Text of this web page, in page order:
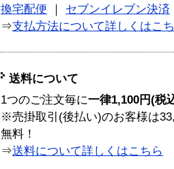
換宅配便
セブンイレブン決済
⇒支払方法について詳しくはこ
送料について
1つのご注文毎に一律1,100円(税
※売掛取引(後払い)のお客様は
無料！
⇒送料について詳しくはこちら